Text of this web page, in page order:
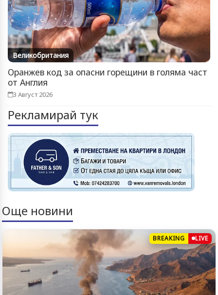
Великобритания
Оранжев код за опасни горещини в голяма част
от Англия
3 Август 2026
Рекламирай тук
Още новини
BREAKING LIVE